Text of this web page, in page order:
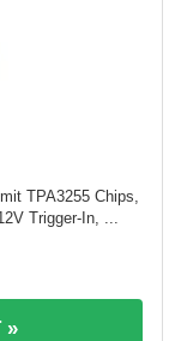
TPA3255 Chips,
Trigger-In, ...
»